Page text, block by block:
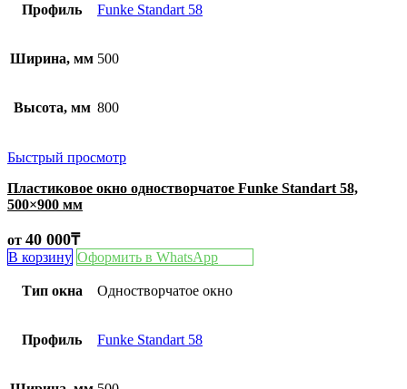
Профиль Funke Standart 58
Ширина, мм 500
Высота, мм 800
Быстрый просмотр
Пластиковое окно одностворчатое Funke Standart 58,
500×900 мм
от 40 000₸
В корзину Оформить в WhatsApp
Тип окна Одностворчатое окно
Профиль Funke Standart 58